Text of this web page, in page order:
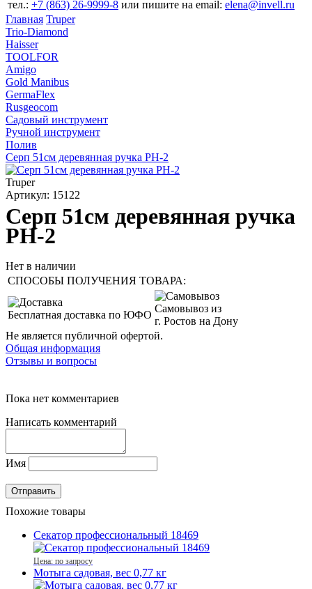
тел.: +7 (863) 26‐9999‐8 или пишите на email: elena@invell.ru
Главная Truper
Trio-Diamond
Haisser
TOOLFOR
Amigo
Gold Manibus
GermaFlex
Rusgeocom
Садовый инструмент
Ручной инструмент
Полив
Серп 51см деревянная ручка PH-2
Truper
Артикул: 15122
Серп 51см деревянная ручка
PH-2
Нет в наличии
СПОСОБЫ ПОЛУЧЕНИЯ ТОВАРА:
Бесплатная доставка по ЮФО
Самовывоз из
г. Ростов на Дону
Не является публичной офертой.
Общая информация
Отзывы и вопросы
Пока нет комментариев
Написать комментарий
Имя
Похожие товары
Секатор профессиональный 18469
Цена: по запросу
Мотыга садовая, вес 0,77 кг